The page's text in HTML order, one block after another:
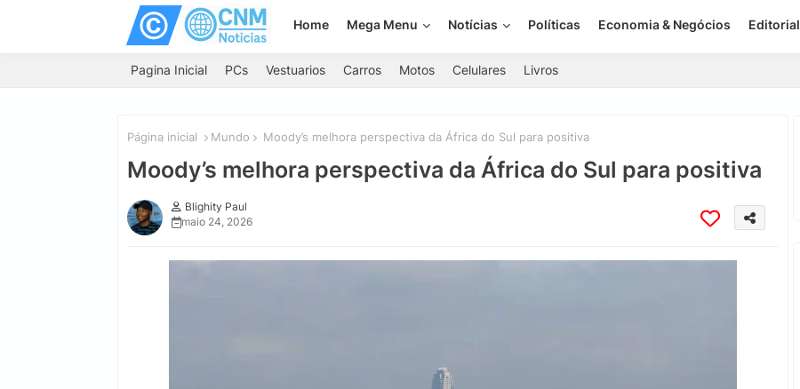
Home Mega Menu Notícias Políticas Economia & Negócios Editorial
Pagina Inicial PCs Vestuarios Carros Motos Celulares Livros
Página inicial Mundo Moody’s melhora perspectiva da África do Sul para positiva
Moody’s melhora perspectiva da África do Sul para positiva
Blighity Paul
maio 24, 2026